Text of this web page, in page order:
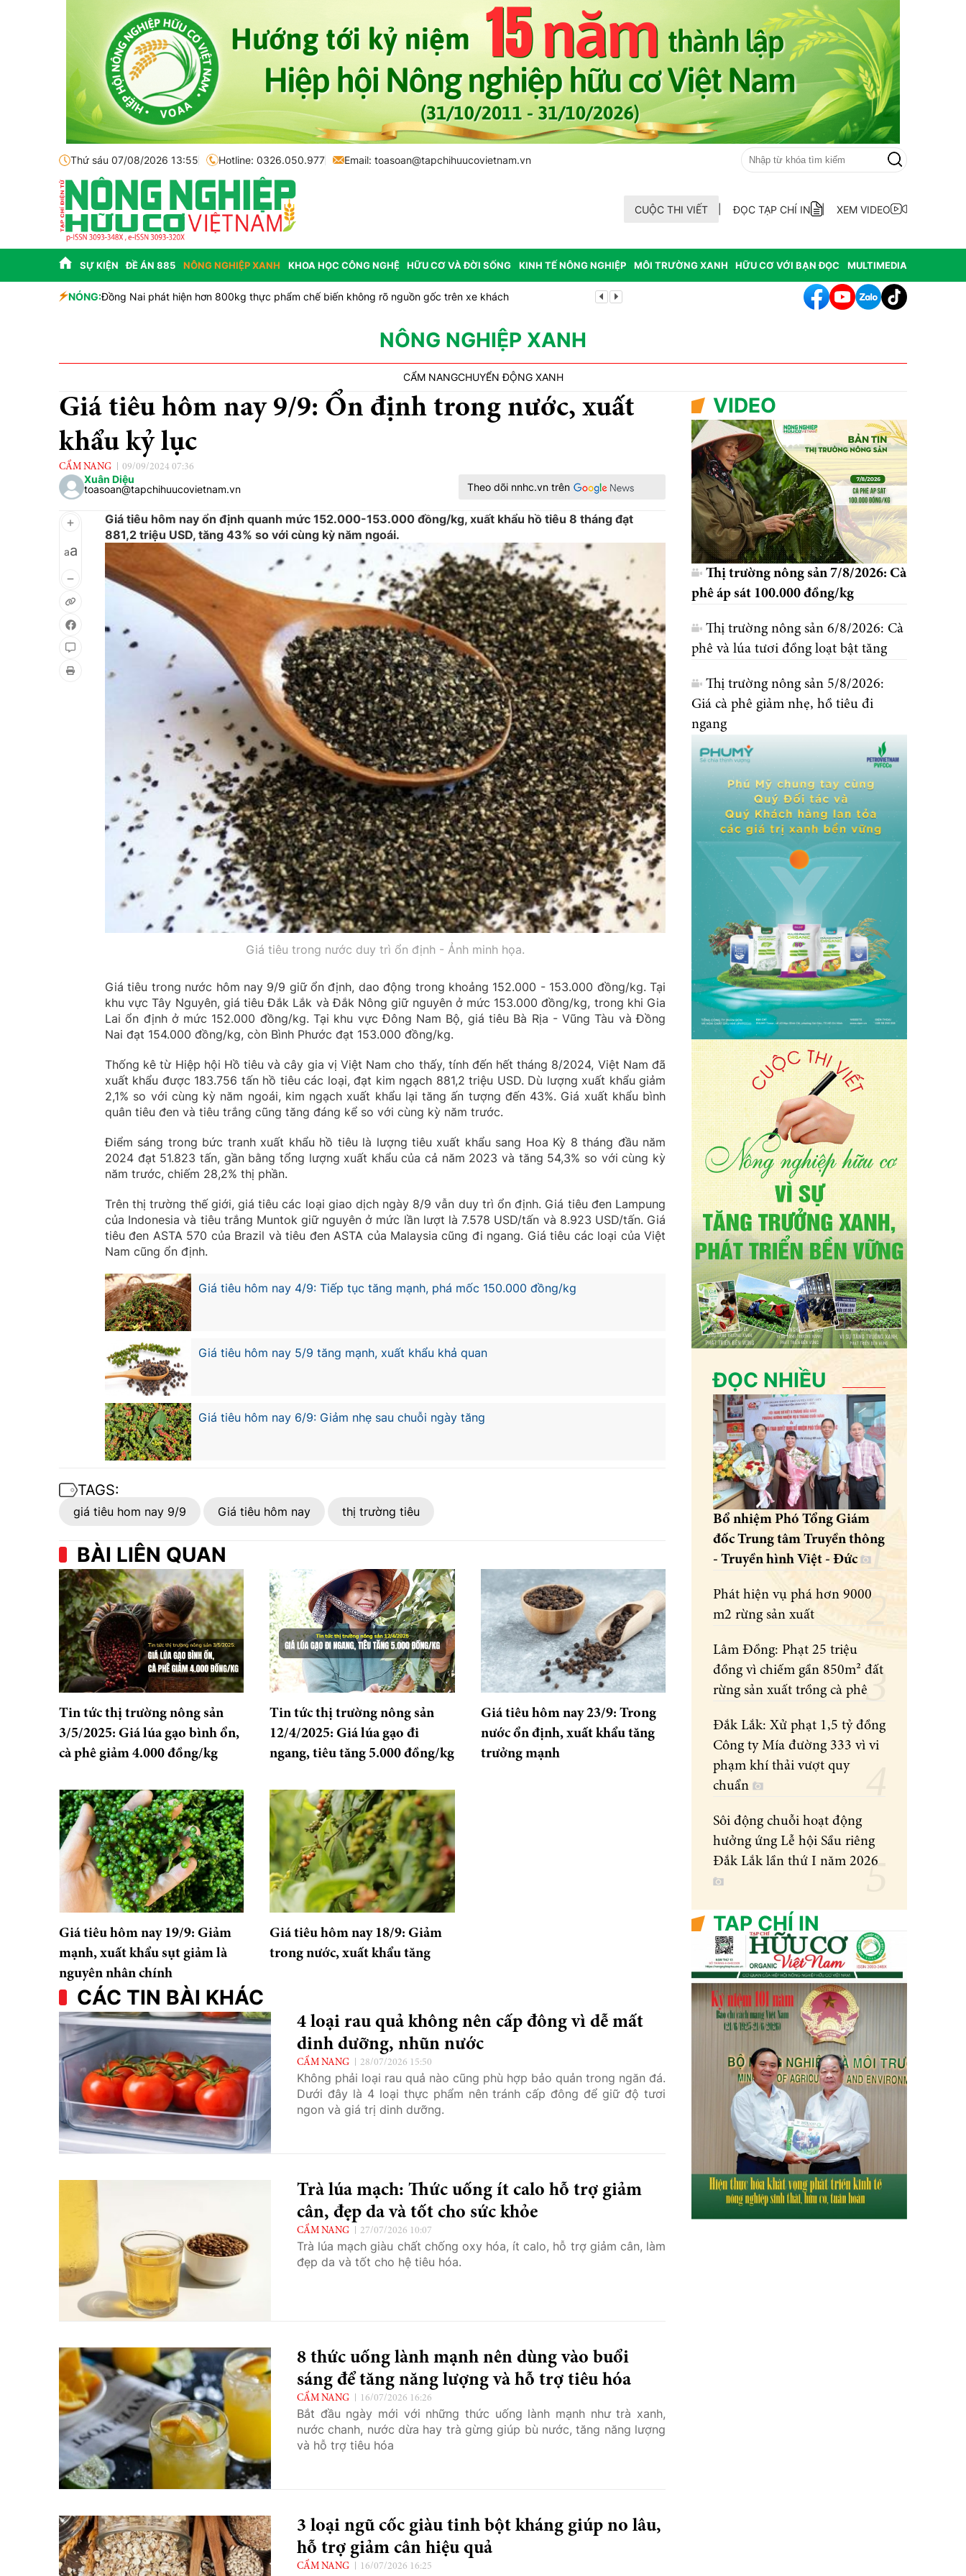
Thứ sáu 07/08/2026 13:55 Hotline: 0326.050.977 Email: toasoan@tapchihuucovietnam.vn
CUỘC THI VIẾT ĐỌC TẠP CHÍ IN XEM VIDEO
SỰ KIỆN ĐỀ ÁN 885 NÔNG NGHIỆP XANH KHOA HỌC CÔNG NGHỆ HỮU CƠ VÀ ĐỜI SỐNG KINH TẾ NÔNG NGHIỆP MÔI TRƯỜNG XANH HỮU CƠ VỚI BẠN ĐỌC MULTIMEDIA
NÓNG:Đồng Nai phát hiện hơn 800kg thực phẩm chế biến không rõ nguồn gốc trên xe khách Cảnh báo canh tác cần sa làm thay đổi môi trường nghiêm trọng tại Hoa Kỳ
NÔNG NGHIỆP XANH
CẨM NANGCHUYỂN ĐỘNG XANH
Giá tiêu hôm nay 9/9: Ổn định trong nước, xuất
khẩu kỷ lục
CẨM NANG 09/09/2024 07:36
Xuân Diệu
toasoan@tapchihuucovietnam.vn
Theo dõi nnhc.vn trên
aa
Giá tiêu hôm nay ổn định quanh mức 152.000-153.000 đồng/kg, xuất khẩu hồ tiêu 8 tháng đạt
881,2 triệu USD, tăng 43% so với cùng kỳ năm ngoái.
Giá tiêu trong nước duy trì ổn định - Ảnh minh họa.
Giá tiêu trong nước hôm nay 9/9 giữ ổn định, dao động trong khoảng 152.000 - 153.000 đồng/kg. Tại
khu vực Tây Nguyên, giá tiêu Đắk Lắk và Đắk Nông giữ nguyên ở mức 153.000 đồng/kg, trong khi Gia
Lai ổn định ở mức 152.000 đồng/kg. Tại khu vực Đông Nam Bộ, giá tiêu Bà Rịa - Vũng Tàu và Đồng
Nai đạt 154.000 đồng/kg, còn Bình Phước đạt 153.000 đồng/kg.
Thống kê từ Hiệp hội Hồ tiêu và cây gia vị Việt Nam cho thấy, tính đến hết tháng 8/2024, Việt Nam đã
xuất khẩu được 183.756 tấn hồ tiêu các loại, đạt kim ngạch 881,2 triệu USD. Dù lượng xuất khẩu giảm
2,1% so với cùng kỳ năm ngoái, kim ngạch xuất khẩu lại tăng ấn tượng đến 43%. Giá xuất khẩu bình
quân tiêu đen và tiêu trắng cũng tăng đáng kể so với cùng kỳ năm trước.
Điểm sáng trong bức tranh xuất khẩu hồ tiêu là lượng tiêu xuất khẩu sang Hoa Kỳ 8 tháng đầu năm
2024 đạt 51.823 tấn, gần bằng tổng lượng xuất khẩu của cả năm 2023 và tăng 54,3% so với cùng kỳ
năm trước, chiếm 28,2% thị phần.
Trên thị trường thế giới, giá tiêu các loại giao dịch ngày 8/9 vẫn duy trì ổn định. Giá tiêu đen Lampung
của Indonesia và tiêu trắng Muntok giữ nguyên ở mức lần lượt là 7.578 USD/tấn và 8.923 USD/tấn. Giá
tiêu đen ASTA 570 của Brazil và tiêu đen ASTA của Malaysia cũng đi ngang. Giá tiêu các loại của Việt
Nam cũng ổn định.
Giá tiêu hôm nay 4/9: Tiếp tục tăng mạnh, phá mốc 150.000 đồng/kg
Giá tiêu hôm nay 5/9 tăng mạnh, xuất khẩu khả quan
Giá tiêu hôm nay 6/9: Giảm nhẹ sau chuỗi ngày tăng
TAGS:
giá tiêu hom nay 9/9 Giá tiêu hôm nay thị trường tiêu
BÀI LIÊN QUAN
Tin tức thị trường nông sản
3/5/2025: Giá lúa gạo bình ổn,
cà phê giảm 4.000 đồng/kg
Tin tức thị trường nông sản
12/4/2025: Giá lúa gạo đi
ngang, tiêu tăng 5.000 đồng/kg
Giá tiêu hôm nay 23/9: Trong
nước ổn định, xuất khẩu tăng
trưởng mạnh
Giá tiêu hôm nay 19/9: Giảm
mạnh, xuất khẩu sụt giảm là
nguyên nhân chính
Giá tiêu hôm nay 18/9: Giảm
trong nước, xuất khẩu tăng
CÁC TIN BÀI KHÁC
4 loại rau quả không nên cấp đông vì dễ mất
dinh dưỡng, nhũn nước
CẨM NANG 28/07/2026 15:50
Không phải loại rau quả nào cũng phù hợp bảo quản trong ngăn đá.
Dưới đây là 4 loại thực phẩm nên tránh cấp đông để giữ độ tươi
ngon và giá trị dinh dưỡng.
Trà lúa mạch: Thức uống ít calo hỗ trợ giảm
cân, đẹp da và tốt cho sức khỏe
CẨM NANG 27/07/2026 10:07
Trà lúa mạch giàu chất chống oxy hóa, ít calo, hỗ trợ giảm cân, làm
đẹp da và tốt cho hệ tiêu hóa.
8 thức uống lành mạnh nên dùng vào buổi
sáng để tăng năng lượng và hỗ trợ tiêu hóa
CẨM NANG 16/07/2026 16:26
Bắt đầu ngày mới với những thức uống lành mạnh như trà xanh,
nước chanh, nước dừa hay trà gừng giúp bù nước, tăng năng lượng
và hỗ trợ tiêu hóa
3 loại ngũ cốc giàu tinh bột kháng giúp no lâu,
hỗ trợ giảm cân hiệu quả
CẨM NANG 16/07/2026 16:25
VIDEO
Thị trường nông sản 7/8/2026: Cà
phê áp sát 100.000 đồng/kg
Thị trường nông sản 6/8/2026: Cà
phê và lúa tươi đồng loạt bật tăng
Thị trường nông sản 5/8/2026:
Giá cà phê giảm nhẹ, hồ tiêu đi
ngang
ĐỌC NHIỀU
Bổ nhiệm Phó Tổng Giám
đốc Trung tâm Truyền thông
- Truyền hình Việt - Đức
Phát hiện vụ phá hơn 9000
m2 rừng sản xuất
Lâm Đồng: Phạt 25 triệu
đồng vì chiếm gần 850m² đất
rừng sản xuất trồng cà phê
Đắk Lắk: Xử phạt 1,5 tỷ đồng
Công ty Mía đường 333 vì vi
phạm khí thải vượt quy
chuẩn
Sôi động chuỗi hoạt động
hưởng ứng Lễ hội Sầu riêng
Đắk Lắk lần thứ I năm 2026
TẠP CHÍ IN